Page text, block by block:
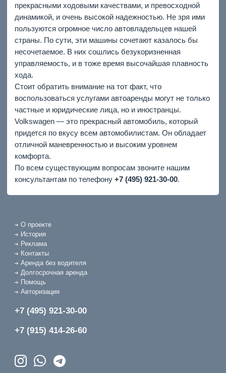
прекрасными ходовыми качествами, и превосходной
динамикой, и очень высокой надежностью. Не зря ими
пользуются огромное число автовладельцев нашей
страны. По сути, эти машины сочетают казалось бы
несочетаемое. В них сошлись безукоризненная
управляемость, и в тоже время высочайшая плавность
хода.
Стоит обратить внимание на тот факт, что
воспользоваться услугами автоаренды могут не только
частные и юридические лица, но и иностранцы.
Volkswagen — это прекрасный автомобиль, который
придется по вкусу всем автомобилистам. Он обладает
отличной маневренностью и высоким уровнем
комфорта.
По всем существующим вопросам звоните нашим
консультантам по телефону +7 (495) 921-30-00.
О проекте
История
Реклама
Контакты
Аренда без водителя
Долгосрочная аренда
Помощь
Авторизация
+7 (495) 921-30-00
+7 (915) 414-26-60